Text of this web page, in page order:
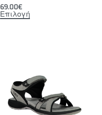
69.00€
Επιλογή